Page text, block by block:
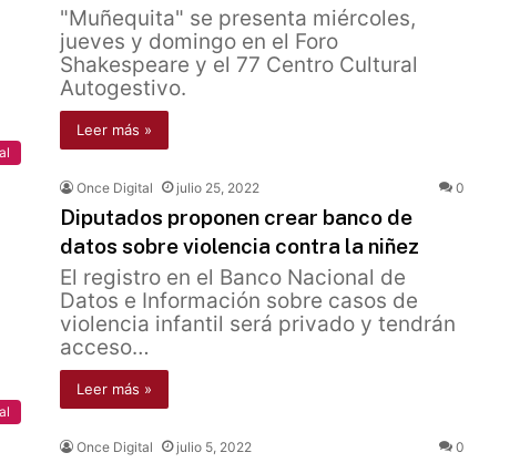
"Muñequita" se presenta miércoles,
jueves y domingo en el Foro
Shakespeare y el 77 Centro Cultural
Autogestivo.
Leer más »
Once Digital julio 25, 2022 0
Diputados proponen crear banco de
datos sobre violencia contra la niñez
El registro en el Banco Nacional de
Datos e Información sobre casos de
violencia infantil será privado y tendrán
acceso…
Leer más »
Once Digital julio 5, 2022 0